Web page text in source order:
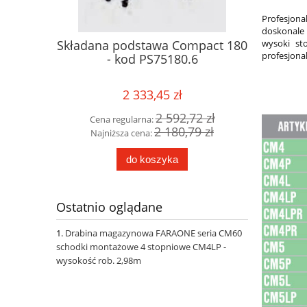
Składana podstawa Compact 180
- kod PS75180.6
2 333,45 zł
Cena regularna:2 592,72 zł
Najniższa cena:2 180,79 zł
do koszyka
Cena
Ostatnio oglądane
Drabina magazynowa FARAONE seria CM60
schodki montażowe 4 stopniowe CM4LP -
wysokość rob. 2,98m
wysoki